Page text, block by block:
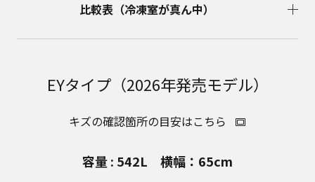
比較表（冷凍室が真ん中）
EYタイプ（2026年発売モデル）
キズの確認箇所の目安はこちら
容量 : 542L 横幅：65cm